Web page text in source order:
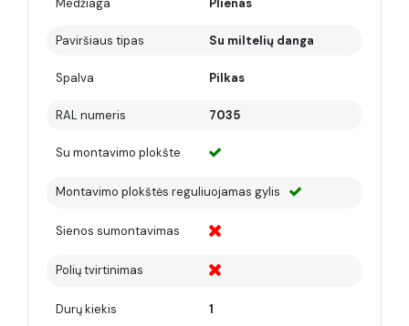
Medžiaga Plienas
Paviršiaus tipas Su miltelių danga
Spalva Pilkas
RAL numeris 7035
Su montavimo plokšte
Montavimo plokštės reguliuojamas gylis
Sienos sumontavimas
Polių tvirtinimas
Durų kiekis 1